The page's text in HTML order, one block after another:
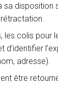
disposition
les colis pour
adresse).
être